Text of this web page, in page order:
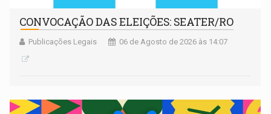
CONVOCAÇÃO DAS ELEIÇÕES: SEATER/RO
Publicações Legais 06 de Agosto de 2026 às 14:07